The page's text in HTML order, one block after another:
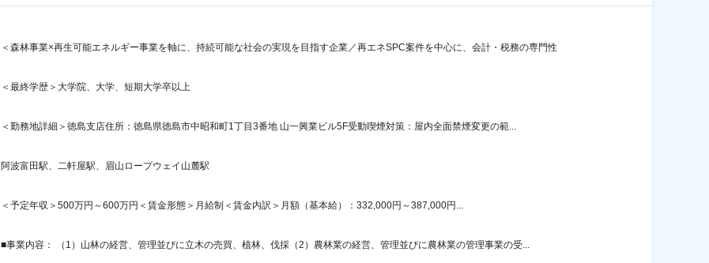
＜森林事業×再生可能エネルギー事業を軸に、持続可能な社会の実現を目指す企業／再エネSPC案件を中心に、会計・税務の専門性
＜最終学歴＞大学院、大学、短期大学卒以上
＜勤務地詳細＞徳島支店住所：徳島県徳島市中昭和町1丁目3番地 山一興業ビル5F受動喫煙対策：屋内全面禁煙変更の範...
阿波富田駅、二軒屋駅、眉山ロープウェイ山麓駅
＜予定年収＞500万円～600万円＜賃金形態＞月給制＜賃金内訳＞月額（基本給）：332,000円～387,000円...
■事業内容： （1）山林の経営、管理並びに立木の売買、植林、伐採（2）農林業の経営、管理並びに農林業の管理事業の受...